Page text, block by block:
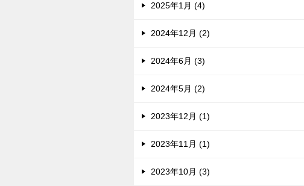
2025年1月 (4)
2024年12月 (2)
2024年6月 (3)
2024年5月 (2)
2023年12月 (1)
2023年11月 (1)
2023年10月 (3)